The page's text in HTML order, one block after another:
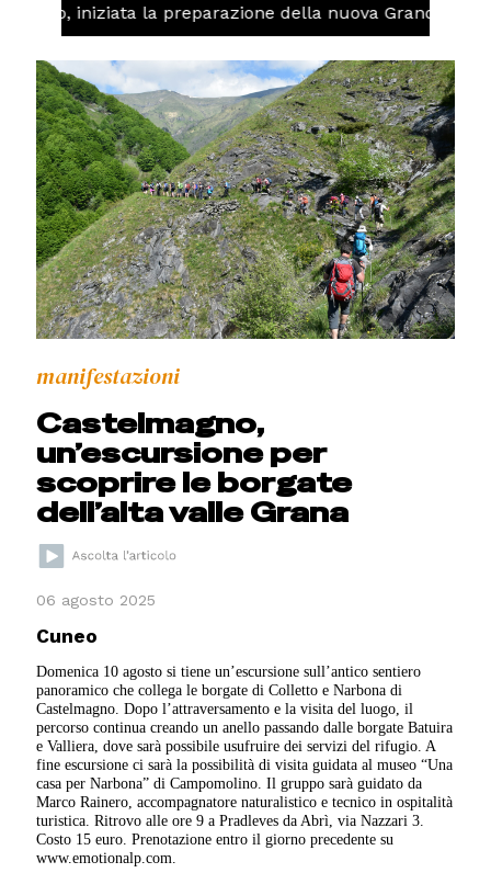
iniziata la preparazione della nuova Granda Volley
manifestazioni
Castelmagno,
un’escursione per
scoprire le borgate
dell’alta valle Grana
06 agosto 2025
Cuneo
Domenica 10 agosto si tiene un’escursione sull’antico sentiero
panoramico che collega le borgate di Colletto e Narbona di
Castelmagno. Dopo l’attraversamento e la visita del luogo, il
percorso continua creando un anello passando dalle borgate Batuira
e Valliera, dove sarà possibile usufruire dei servizi del rifugio. A
fine escursione ci sarà la possibilità di visita guidata al museo “Una
casa per Narbona” di Campomolino. Il gruppo sarà guidato da
Marco Rainero, accompagnatore naturalistico e tecnico in ospitalità
turistica. Ritrovo alle ore 9 a Pradleves da Abrì, via Nazzari 3.
Costo 15 euro. Prenotazione entro il giorno precedente su
www.emotionalp.com.